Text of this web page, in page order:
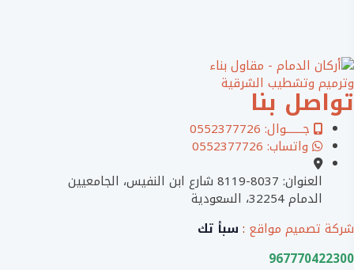
تواصل بنا
جـــــــوال: 0552377726
واتساب: 0552377726
العنوان: 8037-8119 شارع ابن النفيس، الجامعيين
الدمام 32254، السعودية
شركة تصميم مواقع : سبأ تك
967770422300